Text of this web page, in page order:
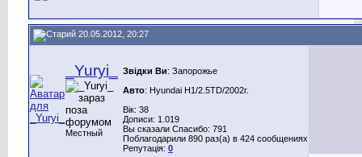
20.05.2012, 20:27
_Yuryi_
Местный
Звідки Ви: Запорожье
Авто: Hyundai H1/2.5TD/2002г.
Вік: 38
Дописи: 1.019
Вы сказали Спасибо: 791
Поблагодарили 890 раз(а) в 424 сообщениях
Репутація: 0